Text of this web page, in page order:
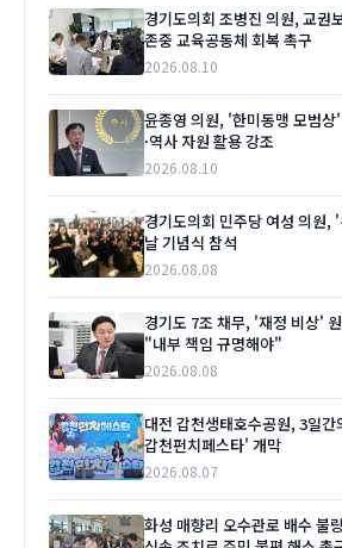
경기도의회 조병진 의원, 교권
존중 교육공동체 회복 촉구
2026.08.10
윤종영 의원, '한미동맹 모범
·역사 자원 활용 강조
2026.08.10
경기도의회 민주당 여성 의원,
날 기념식 참석
2026.08.08
경기도 7조 채무, '재정 비상'
"내부 책임 규명해야"
2026.08.08
대전 갑천생태호수공원, 3일
갑천펀치페스타' 개막
2026.08.07
화성 매향리 오수관로 배수 불